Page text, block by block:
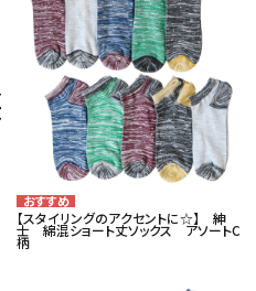
【スタイリングのアクセントに☆】 紳
士 綿混ショート丈ソックス アソートC
柄